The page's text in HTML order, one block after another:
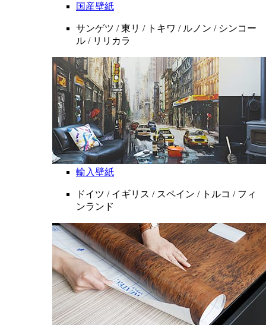
国産壁紙
サンゲツ / 東リ / トキワ / ルノン / シンコー
ル / リリカラ
輸入壁紙
ドイツ / イギリス / スペイン / トルコ / フィ
ンランド